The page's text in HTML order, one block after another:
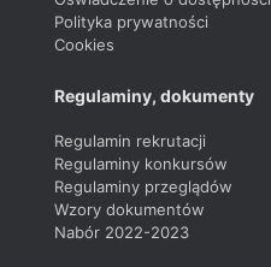
Polityka prywatności
Cookies
Regulaminy, dokumenty
Regulamin rekrutacji
Regulaminy konkursów
Regulaminy przeglądów
Wzory dokumentów
Nabór 2022-2023